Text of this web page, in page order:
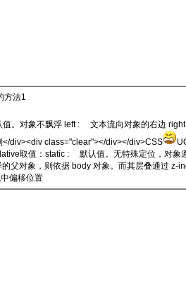
方法1
。对象不飘浮 left : 文本流向对象的右边
div><div class="clear"></div></div>CSS
取值：static : 默认值。无特殊定位，对
父对象，则依据 body 对象。而其层叠通
偏移位置